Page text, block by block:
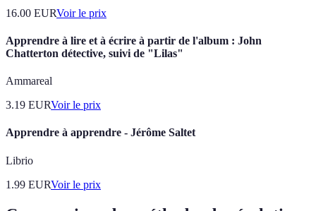
16.00 EURVoir le prix
Apprendre à lire et à écrire à partir de l'album : John
Chatterton détective, suivi de "Lilas"
Ammareal
3.19 EURVoir le prix
Apprendre à apprendre - Jérôme Saltet
Librio
1.99 EURVoir le prix